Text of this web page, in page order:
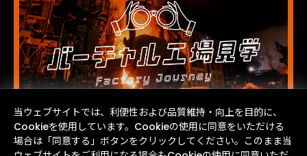
当ウェブサイトでは、利便性および品質維持・向上を目的に、
Cookieを使用しています。Cookieの使用に同意をいただける
場合は「同意する」ボタンをクリックしてください。このまま当